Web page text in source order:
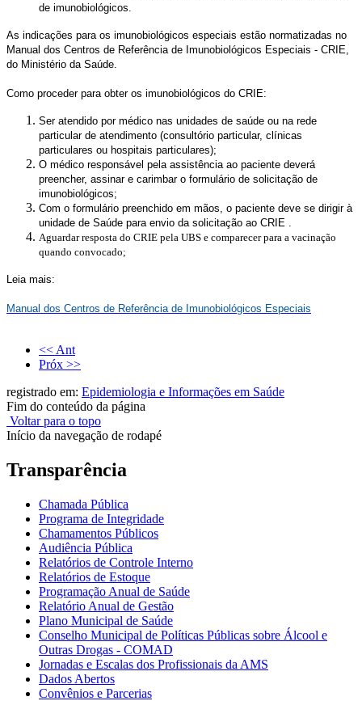
de imunobiológicos.
As indicações para os imunobiológicos especiais estão normatizadas no
Manual dos Centros de Referência de Imunobiológicos Especiais - CRIE,
do Ministério da Saúde.
Como proceder para obter os imunobiológicos do CRIE:
Ser atendido por médico nas unidades de saúde ou na rede
particular de atendimento (consultório particular, clínicas
particulares ou hospitais particulares);
O médico responsável pela assistência ao paciente deverá
preencher, assinar e carimbar o formulário de solicitação de
imunobiológicos;
Com o formulário preenchido em mãos, o paciente deve se dirigir à
unidade de Saúde para envio da solicitação ao CRIE .
Aguardar resposta do CRIE pela UBS e comparecer para a vacinação
quando convocado;
Leia mais:
Manual dos Centros de Referência de Imunobiológicos Especiais
<< Ant
Próx >>
registrado em: Epidemiologia e Informações em Saúde
Fim do conteúdo da página
Voltar para o topo
Início da navegação de rodapé
Transparência
Chamada Pública
Programa de Integridade
Chamamentos Públicos
Audiência Pública
Relatórios de Controle Interno
Relatórios de Estoque
Programação Anual de Saúde
Relatório Anual de Gestão
Plano Municipal de Saúde
Conselho Municipal de Políticas Públicas sobre Álcool e
Outras Drogas - COMAD
Jornadas e Escalas dos Profissionais da AMS
Dados Abertos
Convênios e Parcerias